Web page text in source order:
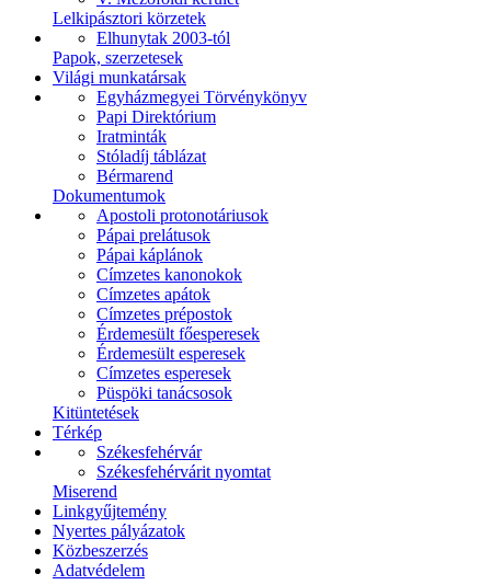
Lelkipásztori körzetek
Elhunytak 2003-tól
Papok, szerzetesek
Világi munkatársak
Egyházmegyei Törvénykönyv
Papi Direktórium
Iratminták
Stóladíj táblázat
Bérmarend
Dokumentumok
Apostoli protonotáriusok
Pápai prelátusok
Pápai káplánok
Címzetes kanonokok
Címzetes apátok
Címzetes prépostok
Érdemesült főesperesek
Érdemesült esperesek
Címzetes esperesek
Püspöki tanácsosok
Kitüntetések
Térkép
Székesfehérvár
Székesfehérvárit nyomtat
Miserend
Linkgyűjtemény
Nyertes pályázatok
Közbeszerzés
Adatvédelem